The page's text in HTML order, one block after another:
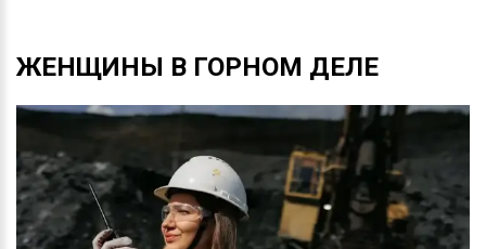
ЖЕНЩИНЫ В ГОРНОМ ДЕЛЕ